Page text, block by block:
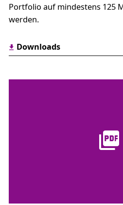
Portfolio auf mindestens 125
werden.
Downloads